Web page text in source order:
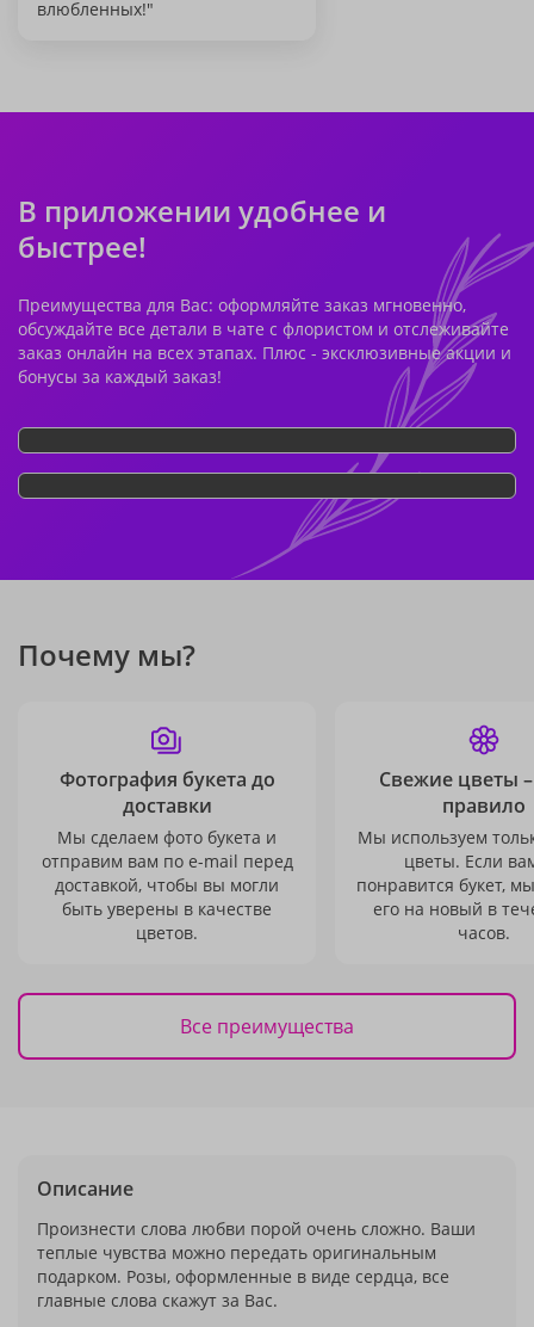
влюбленных!"
В приложении удобнее и
быстрее!
Преимущества для Вас: оформляйте заказ мгновенно,
обсуждайте все детали в чате с флористом и отслеживайте
заказ онлайн на всех этапах. Плюс - эксклюзивные акции и
бонусы за каждый заказ!
Почему мы?
Фотография букета до
доставки
Мы сделаем фото букета и
отправим вам по e-mail перед
доставкой, чтобы вы могли
быть уверены в качестве
цветов.
Свежие цветы
правило
Мы используем
цветы. Если
понравится букет,
его на новый в
часов.
Все преимущества
Описание
Произнести слова любви порой очень сложно. Ваши
теплые чувства можно передать оригинальным
подарком. Розы, оформленные в виде сердца, все
главные слова скажут за Вас.